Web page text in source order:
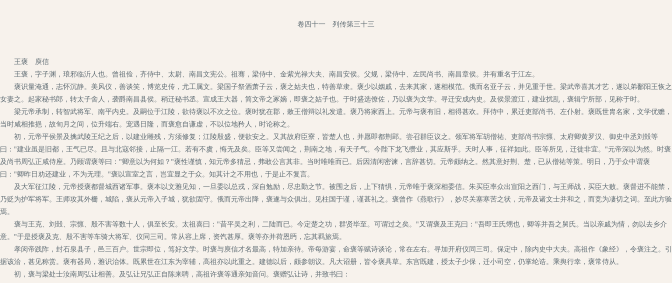
卷四十一 列传第三十三
王褒 庾信
王褒，字子渊，琅邪临沂人也。曾祖俭，齐侍中、太尉、南昌文宪公。祖骞，梁侍中、金紫光禄大夫、南昌安侯。父规，梁侍中、左民尚书、南昌章侯。并有重名于江左。
褒识量淹通，志怀沉静。美风仪，善谈笑，博览史传，尤工属文。梁国子祭酒萧子云，褒之姑夫也，特善草隶。褒少以姻戚，去来其家，遂相模范。俄而名亚子云，并见重于世。梁武帝喜其才艺，遂以弟鄱阳王恢之
女妻之。起家秘书郎，转太子舍人，袭爵南昌县侯。稍迁秘书丞。宣成王大器，简文帝之冢嫡，即褒之姑子也。于时盛选僚佐，乃以褒为文学。寻迁安成内史。及侯景渡江，建业扰乱，褒辑宁所部，见称于时。
梁元帝承制，转智武将军、南平内史。及嗣位于江陵，欲待褒以不次之位。褒时犹在郡，敕王僧辩以礼发遣。褒乃将家西上。元帝与褒有旧，相得甚欢。拜侍中，累迁吏部尚书、左仆射。褒既世胄名家，文学优赡，
当时咸相推挹，故旬月之间，位升端右。宠遇日隆，而褒愈自谦虚，不以位地矜人，时论称之。
初，元帝平侯景及擒武陵王纪之后，以建业雕残，方须修复；江陵殷盛，便欲安之。又其故府臣寮，皆楚人也，并愿即都荆郢。尝召群臣议之。领军将军胡僧祐、吏部尚书宗懔、太府卿黄罗汉、御史中丞刘瑴等
曰："建业虽是旧都，王气已尽。且与北寇邻接，止隔一江。若有不虞，悔无及矣。臣等又尝闻之，荆南之地，有天子气。今陛下龙飞缵业，其应斯乎。天时人事，征祥如此。臣等所见，迁徙非宜。"元帝深以为然。时褒
及尚书周弘正咸侍座。乃顾谓褒等曰："卿意以为何如？"褒性谨慎，知元帝多猜忌，弗敢公言其非。当时唯唯而已。后因清闲密谏，言辞甚切。元帝颇纳之。然其意好荆、楚，已从僧祐等策。明日，乃于众中谓褒
曰："卿昨日劝还建业，不为无理。"褒以宣室之言，岂宜显之于众。知其计之不用也，于是止不复言。
及大军征江陵，元帝授褒都督城西诸军事。褒本以文雅见知，一旦委以总戎，深自勉励，尽忠勤之节。被围之后，上下猜惧，元帝唯于褒深相委信。朱买臣率众出宣阳之西门，与王师战，买臣大败。褒督进不能禁，
乃贬为护军将军。王师攻其外栅，城陷，褒从元帝入子城，犹欲固守。俄而元帝出降，褒遂与众俱出。见柱国于谨，谨甚礼之。褒曾作《燕歌行》，妙尽关塞寒苦之状，元帝及诸文士并和之，而竞为凄切之词。至此方验
焉。
褒与王克、刘瑴、宗懔、殷不害等数十人，俱至长安。太祖喜曰："昔平吴之利，二陆而已。今定楚之功，群贤毕至。可谓过之矣。"又谓褒及王克曰："吾即王氏甥也，卿等并吾之舅氏。当以亲戚为情，勿以去乡介
意。"于是授褒及克、殷不害等车骑大将军、仪同三司。常从容上席，资饩甚厚。褒等亦并荷恩眄，忘其羁旅焉。
孝闵帝践阼，封石泉县子，邑三百户。世宗即位，笃好文学。时褒与庾信才名最高，特加亲待。帝每游宴，命褒等赋诗谈论，常在左右。寻加开府仪同三司。保定中，除内史中大夫。高祖作《象经》，令褒注之。引
据该洽，甚见称赏。褒有器局，雅识治体。既累世在江东为宰辅，高祖亦以此重之。建德以后，颇参朝议。凡大诏册，皆令褒具草。东宫既建，授太子少保，迁小司空，仍掌纶诰。乘舆行幸，褒常侍从。
初，褒与梁处士汝南周弘让相善。及弘让兄弘正自陈来聘，高祖许褒等通亲知音问。褒赠弘让诗，并致书曰：